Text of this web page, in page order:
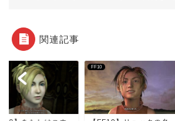
関連記事
FF10